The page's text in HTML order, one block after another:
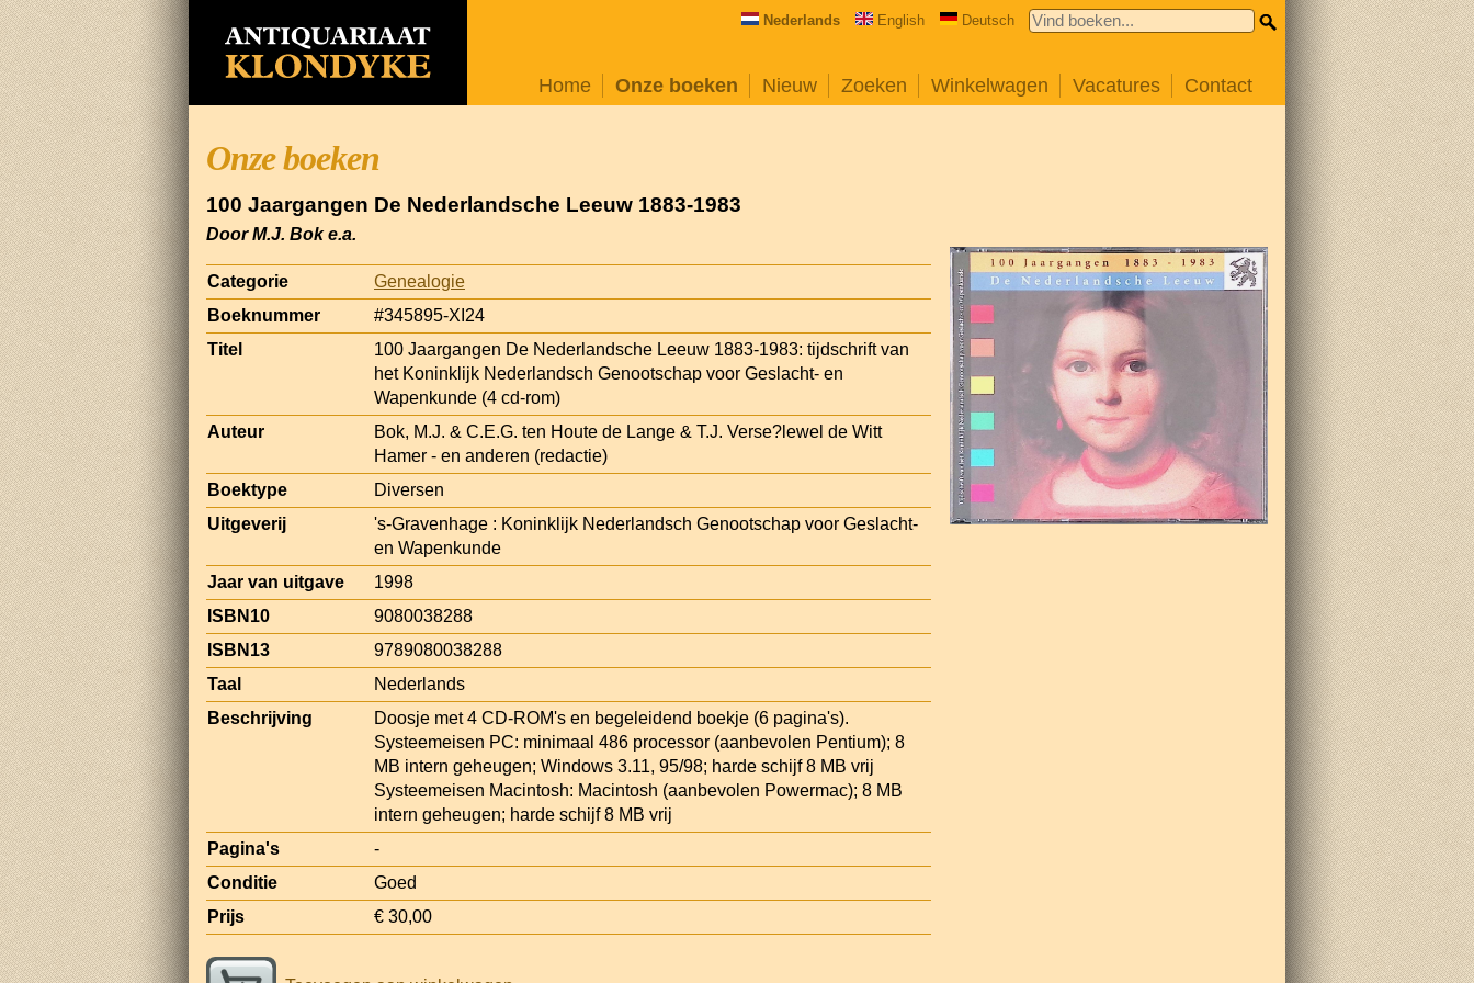
Nederlands English Deutsch
Home Onze boeken Nieuw Zoeken Winkelwagen Vacatures Contact
Onze boeken
100 Jaargangen De Nederlandsche Leeuw 1883-1983
Door M.J. Bok e.a.
Categorie
Genealogie
Boeknummer
#345895-XI24
Titel
100 Jaargangen De Nederlandsche Leeuw 1883-1983: tijdschrift van
het Koninklijk Nederlandsch Genootschap voor Geslacht- en
Wapenkunde (4 cd-rom)
Auteur
Bok, M.J. & C.E.G. ten Houte de Lange & T.J. Verse?lewel de Witt
Hamer - en anderen (redactie)
Boektype
Diversen
Uitgeverij
's-Gravenhage : Koninklijk Nederlandsch Genootschap voor Geslacht-
en Wapenkunde
Jaar van uitgave
1998
ISBN10
9080038288
ISBN13
9789080038288
Taal
Nederlands
Beschrijving
Doosje met 4 CD-ROM's en begeleidend boekje (6 pagina's).
Systeemeisen PC: minimaal 486 processor (aanbevolen Pentium); 8
MB intern geheugen; Windows 3.11, 95/98; harde schijf 8 MB vrij
Systeemeisen Macintosh: Macintosh (aanbevolen Powermac); 8 MB
intern geheugen; harde schijf 8 MB vrij
Pagina's
-
Conditie
Goed
Prijs
€ 30,00